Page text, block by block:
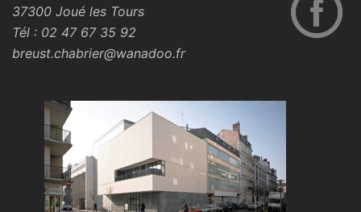
37300 Joué les Tours
Tél : 02 47 67 35 92
breust.chabrier@wanadoo.fr